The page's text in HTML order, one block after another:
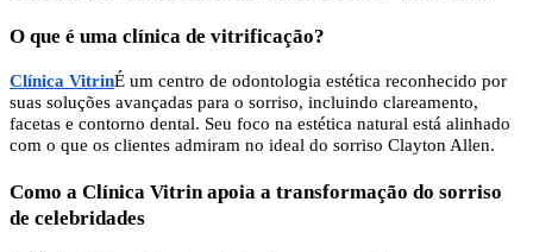
O que é uma clínica de vitrificação?
Clínica VitrinÉ um centro de odontologia estética reconhecido por
suas soluções avançadas para o sorriso, incluindo clareamento,
facetas e contorno dental. Seu foco na estética natural está alinhado
com o que os clientes admiram no ideal do sorriso Clayton Allen.
Como a Clínica Vitrin apoia a transformação do sorriso
de celebridades